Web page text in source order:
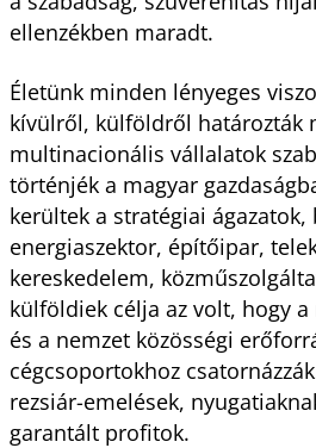
ellenzékben maradt.
Életünk minden lényeges
kívülről, külföldről határozták
multinacionális vállalatok
történjék a magyar
kerültek a stratégiai ágazatok,
energiaszektor, építőipar,
kereskedelem,
külföldiek célja az volt, hogy
és a nemzet közösségi
cégcsoportokhoz
rezsiár-emelések,
garantált profitok.